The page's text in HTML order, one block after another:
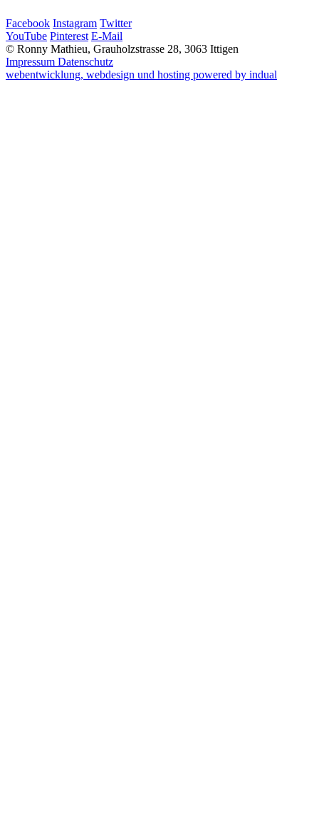
Facebook Instagram Twitter
YouTube Pinterest E-Mail
© Ronny Mathieu, Grauholzstrasse 28, 3063 Ittigen
Impressum Datenschutz
webentwicklung, webdesign und hosting powered by indual